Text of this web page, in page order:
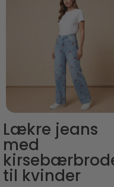
Lækre jeans
med
til kvinder